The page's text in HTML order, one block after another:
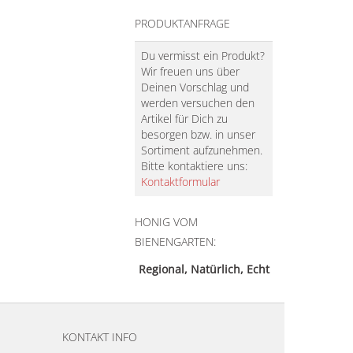
PRODUKTANFRAGE
Du vermisst ein Produkt?
Wir freuen uns über
Deinen Vorschlag und
werden versuchen den
Artikel für Dich zu
besorgen bzw. in unser
Sortiment aufzunehmen.
Bitte kontaktiere uns:
Kontaktformular
HONIG VOM
BIENENGARTEN:
Regional, Natürlich, Echt
KONTAKT INFO